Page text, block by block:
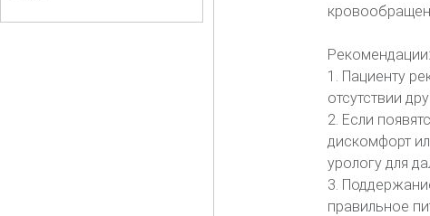
Рекомендации:
1. Пациенту
отсутствии
2. Если
дискомфорт
урологу для
3.
правильное